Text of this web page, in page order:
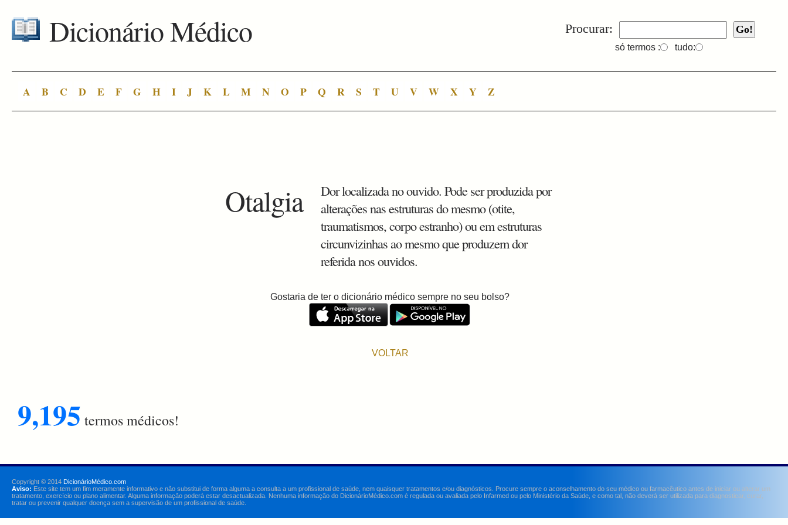
Procurar:
só termos : tudo:
Dicionário Médico
A B C D E F G H I J K L M N O P Q R S T U V W X Y Z
Otalgia
Dor localizada no ouvido. Pode ser produzida por
alterações nas estruturas do mesmo (otite,
traumatismos, corpo estranho) ou em estruturas
circunvizinhas ao mesmo que produzem dor
referida nos ouvidos.
Gostaria de ter o dicionário médico sempre no seu bolso?
VOLTAR
9,195 termos médicos!
Copyright © 2014 DicionárioMédico.com
Aviso: Este site tem um fim meramente informativo e não substitui de forma alguma a consulta a um profissional de saúde, nem quaisquer tratamentos e/ou diagnósticos. Procure sempre o aconselhamento do seu médico ou farmacêutico antes de iniciar ou alterar um
tratamento, exercício ou plano alimentar. Alguma informação poderá estar desactualizada. Nenhuma informação do DicionárioMédico.com é regulada ou avaliada pelo Infarmed ou pelo Ministério da Saúde, e como tal, não deverá ser utilizada para diagnosticar, curar,
tratar ou prevenir qualquer doença sem a supervisão de um profissional de saúde.